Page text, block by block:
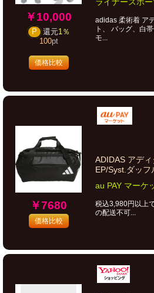
￥10,000
P 還元1％
100pt
価格比較
adidas 柔術着 ア
ト、 バッグ、白
モ...
￥7680
価格比較
ADIDAS アデ
EP/Syst.ダッフ
au PAY マーケ
税込3,980円以上
の配送不可...